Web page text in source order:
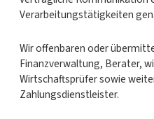
Verarbeitungstätigkeiten
Wir offenbaren oder
Finanzverwaltung, Berater,
Wirtschaftsprüfer sowie
Zahlungsdienstleister.